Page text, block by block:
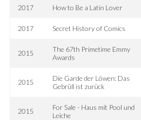
2017 How to Be a Latin Lover
2017 Secret History of Comics
2015
The 67th Primetime Emmy
Awards
2015
Die Garde der Löwen: Das
Gebrüll ist zurück
2015
For Sale - Haus mit Pool und
Leiche